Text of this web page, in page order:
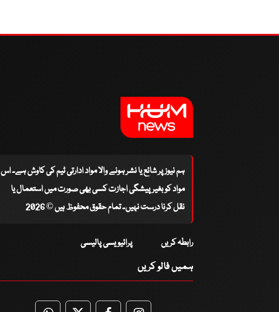
ہم نیوز پر شائع یا نشر ہونے والا مواد ادارتی ٹیم کی کاوش ہے۔ اس
مواد کو بغیر پیشگی اجازت کسی بھی صورت میں استعمال یا
نقل کرنا درست نہیں۔ تمام حقوق محفوظ ہیں © 2026
رابطہ کریں پرائیویسی پالیسی
ہمیں فالو کریں